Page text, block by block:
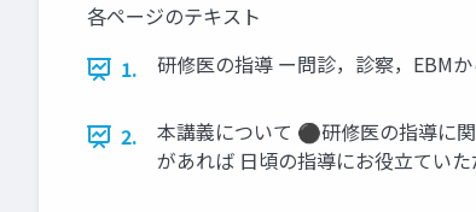
各ページのテキスト
1.
研修医の指導 ー問診，診察，EBM
2.
本講義について ⚫研修医の指導に
があれば 日頃の指導にお役立ていた